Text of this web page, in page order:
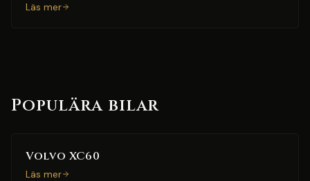
Läs mer
Populära bilar
Volvo XC60
Läs mer